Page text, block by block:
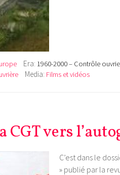
Era: 1960-2000 – Contrôle
Media: Films et vidéos
CGT vers
C’est dans le
» publié par la